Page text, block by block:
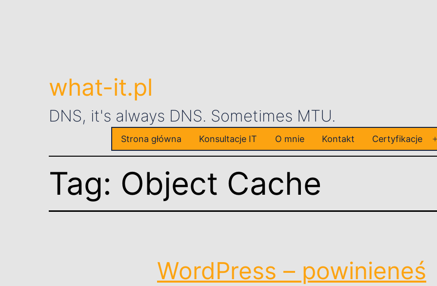
what-it.pl
DNS, it's always DNS. Sometimes MTU.
Strona główna Konsultacje IT O mnie Kontakt Certyfikacje
Tag: Object Cache
WordPress – powinieneś